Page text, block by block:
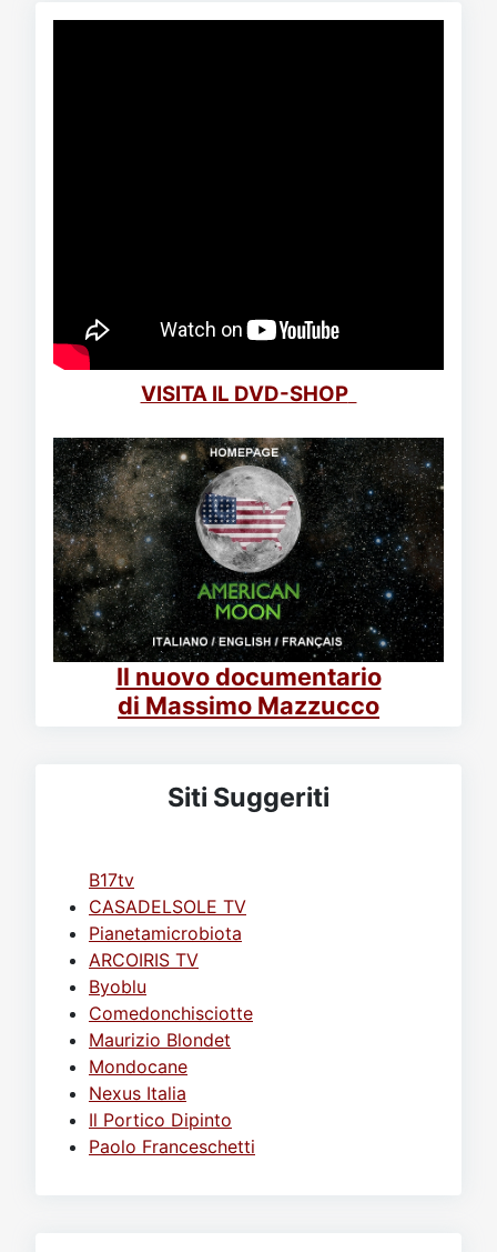
VISITA IL DVD-SHOP
Il nuovo documentario
di Massimo Mazzucco
Siti Suggeriti
B17tv
CASADELSOLE TV
Pianetamicrobiota
ARCOIRIS TV
Byoblu
Comedonchisciotte
Maurizio Blondet
Mondocane
Nexus Italia
Il Portico Dipinto
Paolo Franceschetti